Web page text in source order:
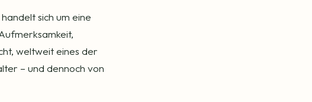
sich um eine
weltweit eines der
– und dennoch von